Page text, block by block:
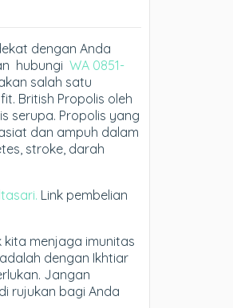
dengan Anda
hubungi WA 0851-
salah satu
British Propolis oleh
serupa. Propolis yang
dan ampuh dalam
stroke, darah
Link pembelian
menjaga imunitas
dengan Ikhtiar
Jangan
rujukan bagi Anda